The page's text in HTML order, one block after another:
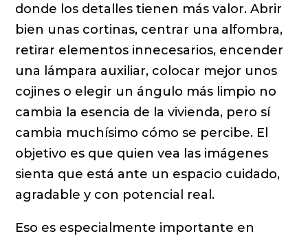
donde los detalles tienen más valor. Abrir
bien unas cortinas, centrar una alfombra,
retirar elementos innecesarios, encender
una lámpara auxiliar, colocar mejor unos
cojines o elegir un ángulo más limpio no
cambia la esencia de la vivienda, pero sí
cambia muchísimo cómo se percibe. El
objetivo es que quien vea las imágenes
sienta que está ante un espacio cuidado,
agradable y con potencial real.
Eso es especialmente importante en